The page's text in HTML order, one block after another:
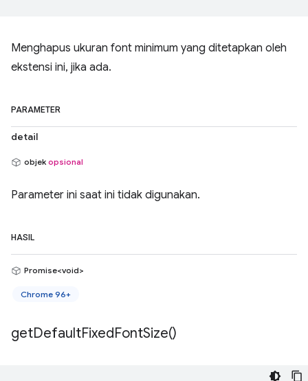
Menghapus ukuran font minimum yang ditetapkan oleh
ekstensi ini, jika ada.
PARAMETER
detail
objek opsional
Parameter ini saat ini tidak digunakan.
HASIL
Promise<void>
Chrome 96+
getDefaultFixedFontSize()